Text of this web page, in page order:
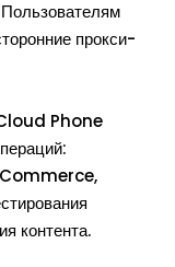
прокси-
Phone
контента.